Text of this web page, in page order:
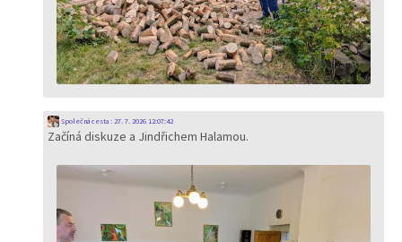
Společná cesta: 27. 7. 2026 12:07:42
Začíná diskuze a Jindřichem Halamou.